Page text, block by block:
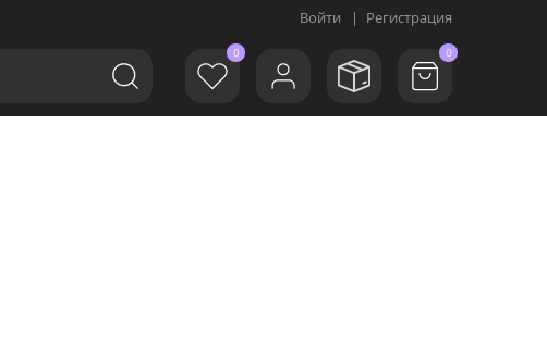
Войти | Регистрация
0 0